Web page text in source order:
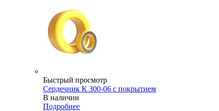
Быстрый просмотр
Сердечник К 300-06 с покрытием
В наличии
Подробнее